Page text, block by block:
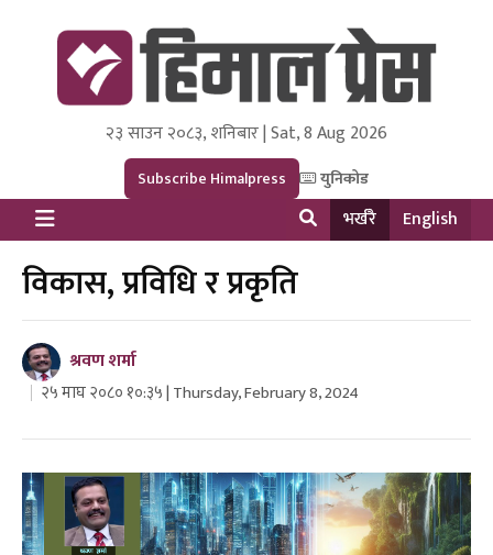
Himal Press
Dot NewsyNepal Media and Research Pvt Ltd.
२३ साउन २०८३, शनिबार | Sat, 8 Aug 2026
Subscribe Himalpress युनिकोड
भर्खरै English
विकास, प्रविधि र प्रकृति
श्रवण शर्मा
२५ माघ २०८० १०:३५ | Thursday, February 8, 2024